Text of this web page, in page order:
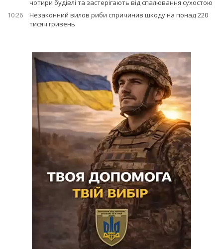
чотири будівлі та застерігають від спалювання сухостою
10:26
Незаконний вилов риби спричинив шкоду на понад 220
тисяч гривень